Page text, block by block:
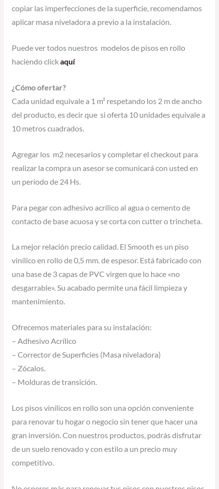
copiar las imperfecciones de la superficie, recomendamos
aplicar masa niveladora a previo a la instalación.
Puede ver todos nuestros modelos de pisos en rollo
haciendo clickaquí
¿Cómo ofertar?
Cada unidad equivale a 1 m² respetando los 2 m de ancho
del producto, es decir que si oferta 10 unidades equivale a
10 metros cuadrados.
Agregar los m2 necesarios y completar el checkout para
realizar la compra un asesor se comunicará con usted en
un período de 24 Hs.
Para pegar con adhesivo acrílico al agua o cemento de
contacto de base acuosa y se corta con cutter o trincheta.
La mejor relación precio calidad. El Smooth es un piso
vinílico en rollo de 0,5 mm. de espesor. Está fabricado con
una base de 3 capas de PVC virgen que lo hace «no
desgarrable». Su acabado permite una fácil limpieza y
mantenimiento.
Ofrecemos materiales para su instalación:
– Adhesivo Acrílico
– Corrector de Superficies (Masa niveladora)
– Zócalos.
– Molduras de transición.
Los pisos vinílicos en rollo son una opción conveniente
para renovar tu hogar o negocio sin tener que hacer una
gran inversión. Con nuestros productos, podrás disfrutar
de un suelo renovado y con estilo a un precio muy
competitivo.